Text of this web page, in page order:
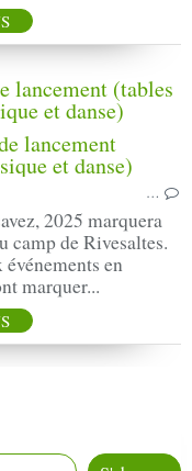
lancement (tables
et danse)
…
2025 marquera
camp de Rivesaltes.
en
marquer...